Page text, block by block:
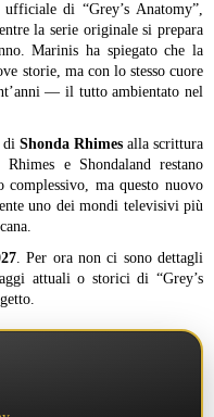
di “Grey’s Anatomy”,
la serie originale si prepara
Marinis ha spiegato che la
storie, ma con lo stesso cuore
— il tutto ambientato nel
di Shonda Rhimesalla scrittura
e Shondaland restano
ma questo nuovo
uno dei mondi televisivi più
. Per ora non ci sono dettagli
attuali o storici di “Grey’s